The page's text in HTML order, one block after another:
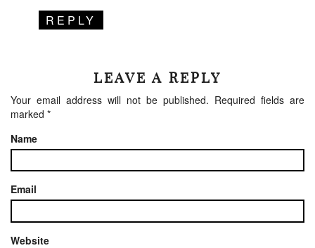
REPLY
LEAVE A REPLY
Your email address will not be published. Required fields are
marked *
Name
Email
Website